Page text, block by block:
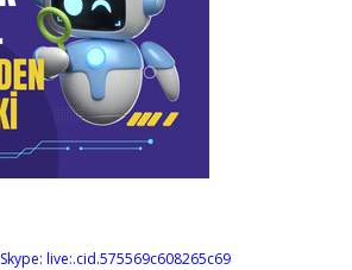
Skype: live:.cid.575569c608265c69